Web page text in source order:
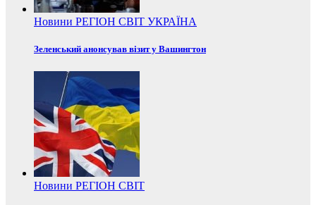
Новини РЕГІОН СВІТ УКРАЇНА
Зеленський анонсував візит у Вашингтон
Новини РЕГІОН СВІТ